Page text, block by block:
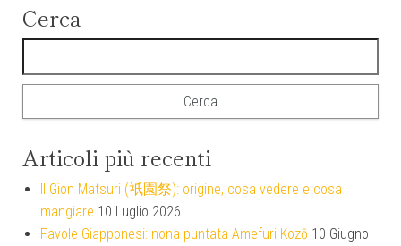
Cerca
Articoli più recenti
Il Gion Matsuri (祇園祭): origine, cosa vedere e cosa
mangiare 10 Luglio 2026
Favole Giapponesi: nona puntata Amefuri Kozō 10 Giugno